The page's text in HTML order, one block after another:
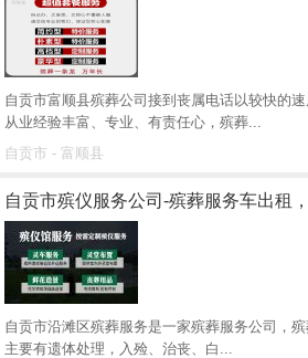
自贡市富顺县殡葬公司接到丧属电话以较快的
从业经验丰富、专业、有责任心，殡葬...
自贡市 - 富顺县
自贡市殡仪服务公司-殡葬服务车出租
自贡市沿滩区殡葬服务是一家殡葬服务公司，
主要有遗体处理，入殓、治丧、白...